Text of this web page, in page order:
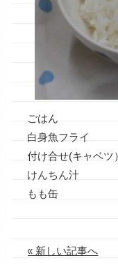
ごはん
白身魚フライ
付け合せ(キャベ
けんちん汁
もも缶
« 新しい記事へ